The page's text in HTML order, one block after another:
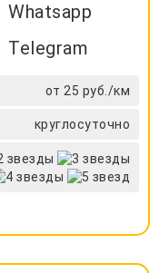
Whatsapp
Telegram
от 25 руб./км
круглосуточно